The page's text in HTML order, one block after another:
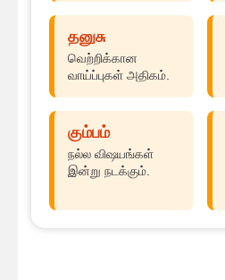
தனுசு
வெற்றிக்கான
வாய்ப்புகள் அதிகம்.
கும்பம்
நல்ல விஷயங்கள்
இன்று நடக்கும்.